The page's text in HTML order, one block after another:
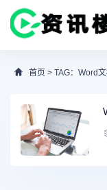
首页 > TAG：Word